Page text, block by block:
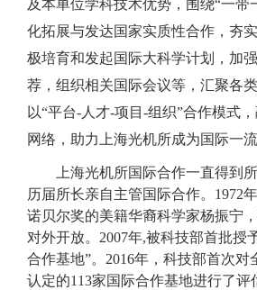
及本单位学科技术优势，围绕“一带
化拓展与发达国家实质性合作，夯
极培育和发起国际大科学计划，加
荐，组织相关国际会议等，汇聚各
以“平台-人才-项目-组织”合作模式
网络，助力上海光机所成为国际一流
上海光机所国际合作一直得到
历届所长亲自主管国际合作。1972
诺贝尔奖的美籍华裔科学家杨振宁
对外开放。2007年,被科技部首批授
合作基地”。2016年，科技部首次对
认定的113家国际合作基地进行了评